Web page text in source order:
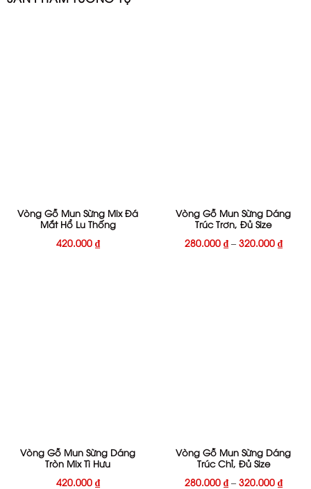
Vòng Gỗ Mun Sừng Mix Đá
Mắt Hổ Lu Thống
420.000 ₫
Vòng Gỗ Mun Sừng Dáng
Trúc Trơn, Đủ Size
280.000 ₫– 320.000 ₫
Vòng Gỗ Mun Sừng Dáng
Tròn Mix Tì Hưu
420.000 ₫
Vòng Gỗ Mun Sừng Dáng
Trúc Chỉ, Đủ Size
280.000 ₫– 320.000 ₫